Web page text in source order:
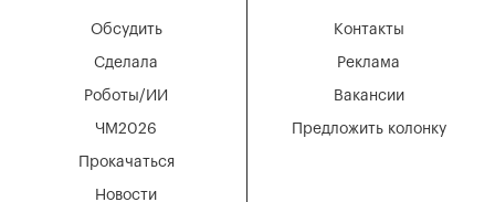
Новости
Обсудить
Сделала
Роботы/ИИ
ЧМ2026
Прокачаться
Вакансии
Реклама
Контакты
Предложить колонку